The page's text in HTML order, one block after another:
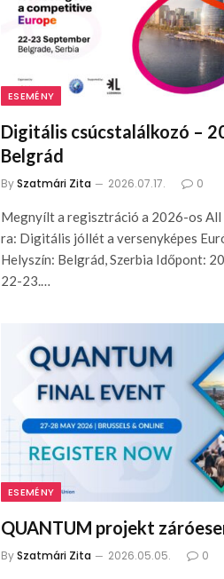
ESEMÉNY
Digitális csúcstalálkozó –
Belgrád
BySzatmári Zita 2026.07.17. 0
Megnyílt a regisztráció a 2026-os
ra: Digitális jóllét a versenyképes
Helyszín: Belgrád, Szerbia Időpont:
22-23.…
ESEMÉNY
QUANTUM projekt
BySzatmári Zita 2026.05.05. 0